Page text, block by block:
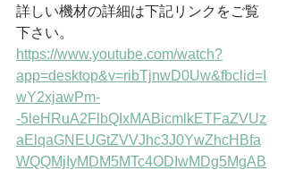
詳しい機材の詳細は下記リンクをご覧
下さい。
https://www.youtube.com/watch?
app=desktop&v=ribTjnwD0Uw&fbclid=I
wY2xjawPm-
-5leHRuA2FlbQIxMABicmlkETFaZVUz
aElqaGNEUGtZVVJhc3J0YwZhcHBfa
WQQMjIyMDM5MTc4ODIwMDg5MgAB